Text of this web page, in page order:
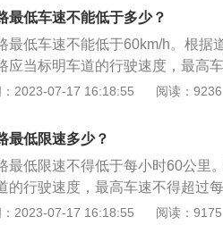
不得超过每小时100公里，摩托
侧车道的最低车速为每小时100
车速为每小时110公里，中间车
明的车速与上述车道行驶车速的
。具体的处罚：根据《机动车驾
最低车速不能低于多少？
最低车速不能低于60km/h。根据
应当标明车道的行驶速度，最高
h。不同车道的最低速度：在
中间车道的最低车速为90km/h。
速规定不一致时，应按照道路限
以60km/h的速度行驶，要行驶在
相关法律规定，在高速公路行驶
罚款处罚，但低于最低限速规定
2023-07-17 16:18:55 阅读：9236
最低限速多少？
最低限速不得低于每小时60公里
的行驶速度，最高车速不得超过
里。在高速公路上行驶的小型载
2023-07-17 16:18:55 阅读：9175